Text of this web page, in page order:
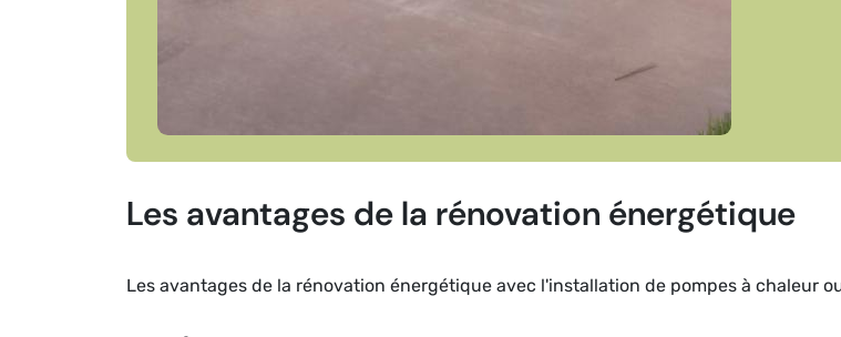
Les avantages de la rénovation énergétique
Les avantages de la rénovation énergétique avec l'installation de pompes à chaleur